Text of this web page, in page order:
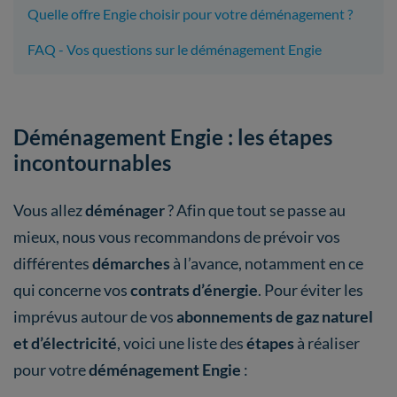
Quelle offre Engie choisir pour votre déménagement ?
FAQ - Vos questions sur le déménagement Engie
Déménagement Engie : les étapes
incontournables
Vous allezdéménager? Afin que tout se passe au
mieux, nous vous recommandons de prévoir vos
différentesdémarches à l’avance, notamment en ce
qui concerne voscontrats d’énergie. Pour éviter les
imprévus autour de vosabonnements de gaz naturel
et d’électricité, voici une liste desétapes à réaliser
pour votredéménagement Engie :